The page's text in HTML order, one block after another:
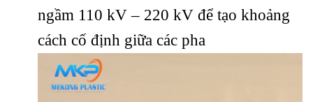
ngầm 110 kV – 220 kV để tạo khoảng
cách cố định giữa các pha